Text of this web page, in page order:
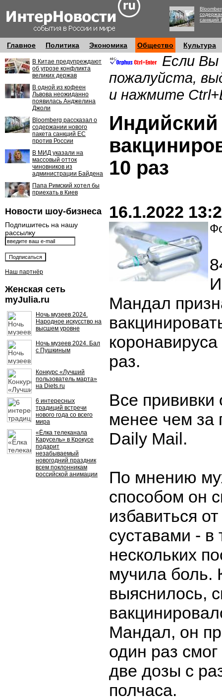
санкций
Главное Политика Экономика Общество Культура
В Китае предупреждают
об угрозе конфликта
великих держав
В одной из кофеен
Львова неожиданно
появилась Анджелина
Джоли
Bloomberg рассказал о
содержании нового
пакета санкций ЕС
против России
В МИД указали на
массовый отток
чиновников из
администрации Байдена
Папа Римский хотел бы
приехать в Киев
Новости шоу-бизнеса
Подпишитесь на нашу
рассылку
Наш партнёр
Женская сеть
myJulia.ru
Ночь музеев 2024.
Народное искусство на
высшем уровне
Ночь музеев 2024. Бал
с Пушкиным
Конкурс «Лучший
пользователь марта»
на Diets.ru
6 интересных
традиций встречи
нового года со всего
мира
«Ёлка телеканала
Карусель» в Крокусе
подарит
незабываемый
новогодний праздник
всем поклонникам
российской анимации
Если Вы
пожалуйста,
и нажмите
10 раз
16.1.2022
Мандал
раз.
Все прививки
менее чем за
Daily Mail.
По мнению
способом он
избавиться
суставами - в
нескольких
мучила боль.
выяснилось,
Мандал, он
один раз
две дозы с
полчаса.